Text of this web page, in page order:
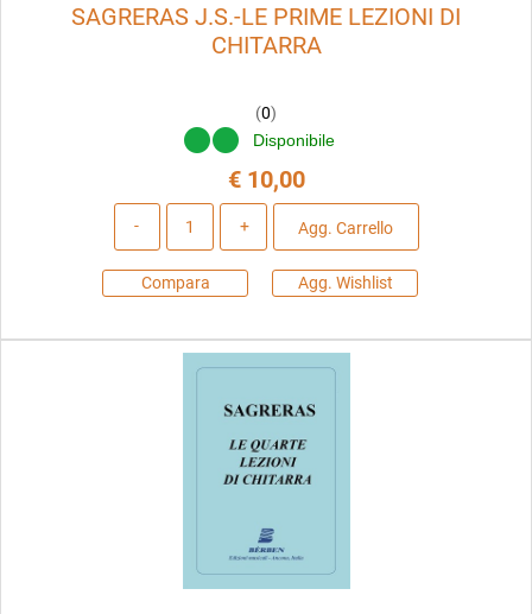
SAGRERAS J.S.-LE PRIME LEZIONI DI
CHITARRA
(0)
Disponibile
€ 10,00
Agg. Carrello
Compara Agg. Wishlist